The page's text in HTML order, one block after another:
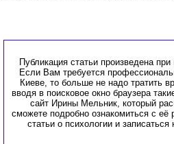
Публикация статьи произведена
Если Вам требуется
Киеве, то больше не надо тратить
вводя в поисковое окно браузера
сайт Ирины Мельник, который
сможете подробно ознакомиться с
статьи о психологии и